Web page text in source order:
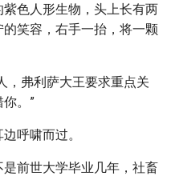
色人形生物，头上长有两
笑容，右手一抬，将一颗
，弗利萨大王要求重点关
。”
呼啸而过。
前世大学毕业几年，社畜